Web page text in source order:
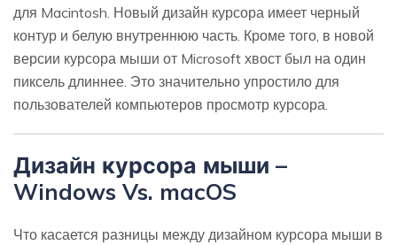
для Macintosh. Новый дизайн курсора имеет черный
контур и белую внутреннюю часть. Кроме того, в новой
версии курсора мыши от Microsoft хвост был на один
пиксель длиннее. Это значительно упростило для
пользователей компьютеров просмотр курсора.
Дизайн курсора мыши –
Windows Vs. macOS
Что касается разницы между дизайном курсора мыши в